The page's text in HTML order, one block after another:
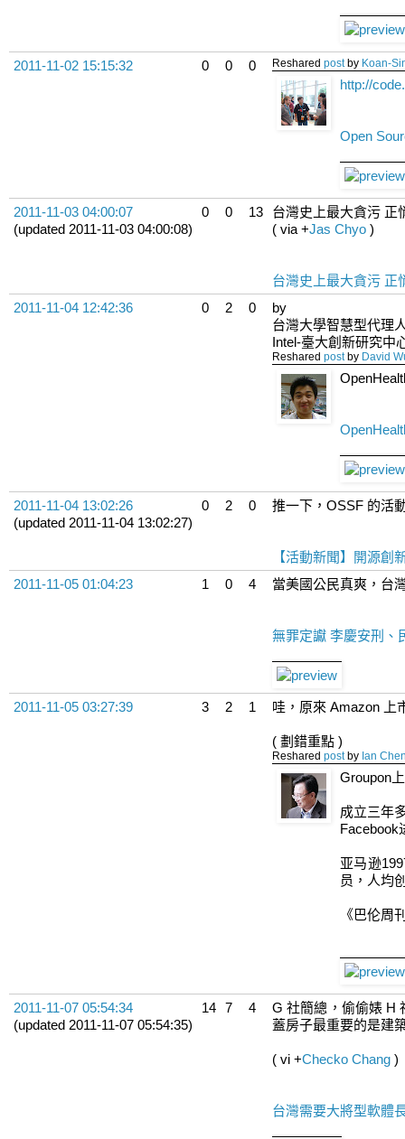
2011-11-02 15:15:32 0 0 0 Reshared postby Koan-
http://
Open
2011-11-03 04:00:07
(updated 2011-11-03 04:00:08)
0 0 13
台灣史上最大貪污 正
( via +Jas Chyo )
台灣史上最大貪污 正
2011-11-04 12:42:36
0 2 0
by
台灣大學智慧型代理
Intel-臺大創新研究中
Reshared postby David
2011-11-04 13:02:26
(updated 2011-11-04 13:02:27)
0 2 0 推一下，OSSF 的活
【活動新聞】開源創
2011-11-05 01:04:23
1 0 4 當美國公民真爽，台
無罪定讞 李慶安刑、
2011-11-05 03:27:39 3 2 1 哇，原來 Amazon 上
( 劃錯重點 )
Reshared postby Ian
Groupon
成立三年
Facebook
亚马逊
员，人均
《巴伦周
2011-11-07 05:54:34
(updated 2011-11-07 05:54:35)
14 7 4
G 社簡總，偷偷婊 H
蓋房子最重要的是建
( vi +Checko Chang )
台灣需要大將型軟體